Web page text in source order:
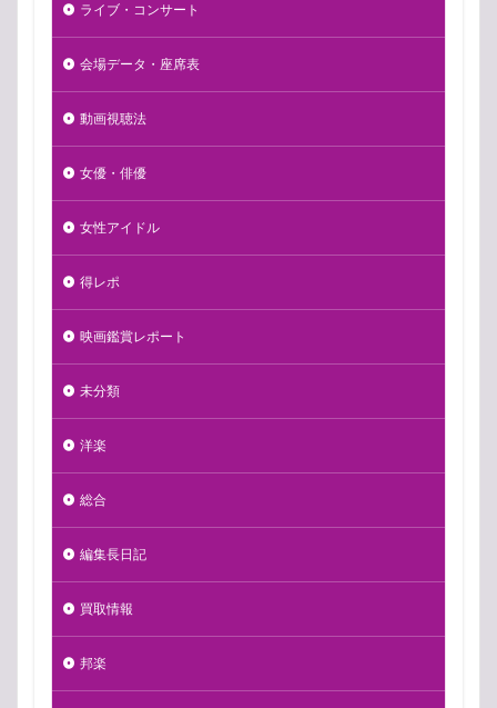
ライブ・コンサート
会場データ・座席表
動画視聴法
女優・俳優
女性アイドル
得レポ
映画鑑賞レポート
未分類
洋楽
総合
編集長日記
買取情報
邦楽